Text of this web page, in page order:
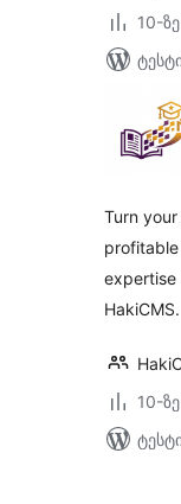
10-
Turn
expertise
HakiCMS.
10-